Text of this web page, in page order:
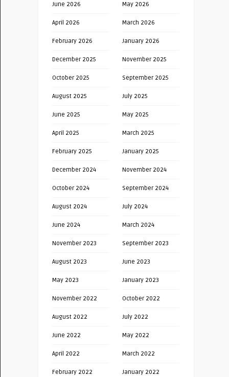
June 2026 May 2026
April 2026 March 2026
February 2026 January 2026
December 2025 November 2025
October 2025 September 2025
August 2025 July 2025
June 2025 May 2025
April 2025 March 2025
February 2025 January 2025
December 2024 November 2024
October 2024 September 2024
August 2024 July 2024
June 2024 March 2024
November 2023 September 2023
August 2023 June 2023
May 2023 January 2023
November 2022 October 2022
August 2022 July 2022
June 2022 May 2022
April 2022 March 2022
February 2022 January 2022